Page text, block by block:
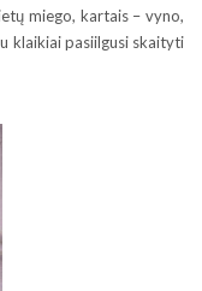
miego, kartais – vyno,
klaikiai pasiilgusi skaityti